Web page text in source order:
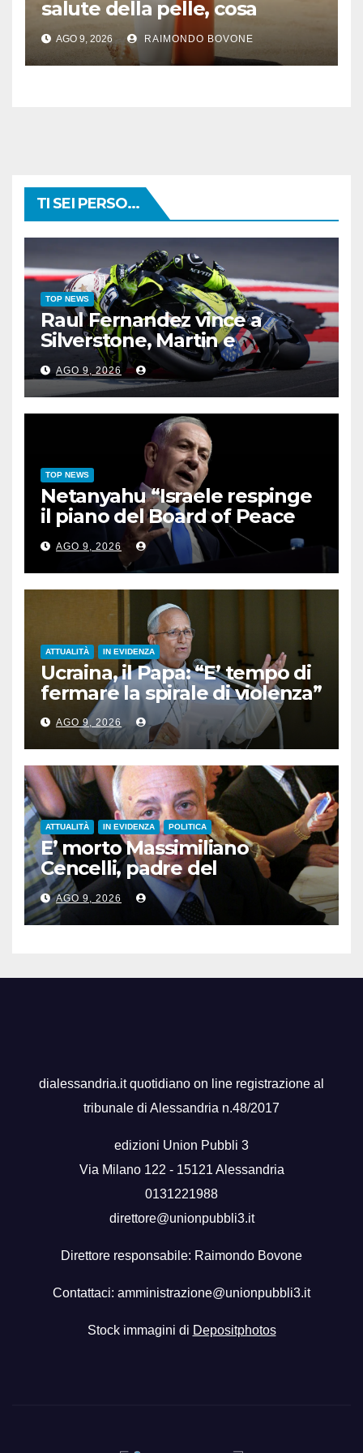
salute della pelle, cosa
dicono le evidenze
scientifiche
AGO 9, 2026 RAIMONDO BOVONE
TI SEI PERSO...
TOP NEWS
Raul Fernandez vince a
Silverstone, Martin e
Bezzecchi sul podio
AGO 9, 2026
TOP NEWS
Netanyahu “Israele respinge
il piano del Board of Peace
per Gaza”
AGO 9, 2026
ATTUALITÀ IN EVIDENZA
Ucraina, il Papa: “E’ tempo di
fermare la spirale di violenza”
AGO 9, 2026
ATTUALITÀ IN EVIDENZA POLITICA
E’ morto Massimiliano
Cencelli, padre del
“manuale” omonimo
AGO 9, 2026
dialessandria.it quotidiano on line registrazione al
tribunale di Alessandria n.48/2017
edizioni Union Pubbli 3
Via Milano 122 - 15121 Alessandria
0131221988
direttore@unionpubbli3.it
Direttore responsabile: Raimondo Bovone
Contattaci: amministrazione@unionpubbli3.it
Stock immagini di Depositphotos